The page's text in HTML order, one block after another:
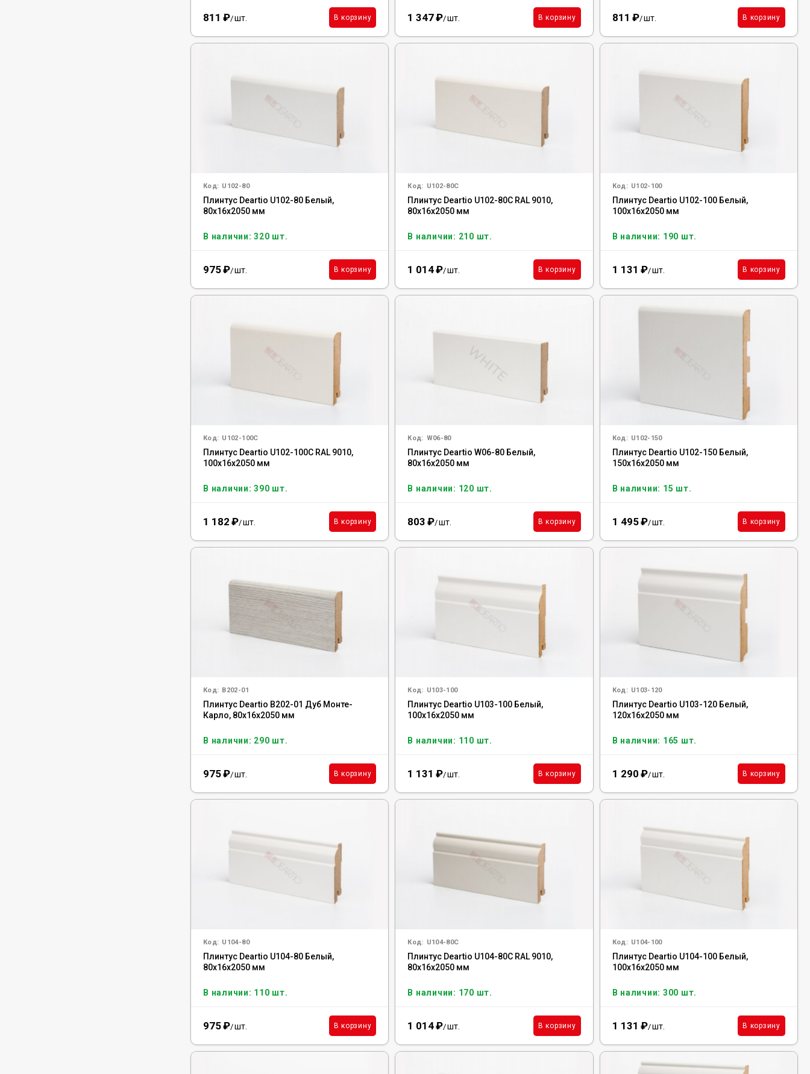
811 ₽/шт. В корзину 1 347₽/шт. В корзину 811 ₽/шт. В корзину
Код: U102-80
Плинтус Deartio U102-80 Белый,
80x16x2050 мм
В наличии: 320 шт.
975₽/шт. В корзину
Код: U102-80C
Плинтус Deartio U102-80C RAL 9010,
80x16x2050 мм
В наличии: 210 шт.
1 014₽/шт. В корзину
Код: U102-100
Плинтус Deartio U102-100 Белый,
100x16x2050 мм
В наличии: 190 шт.
1 131 ₽/шт. В корзину
Код: U102-100C
Плинтус Deartio U102-100C RAL 9010,
100x16x2050 мм
В наличии: 390 шт.
1 182 ₽/шт. В корзину
Код: W06-80
Плинтус Deartio W06-80 Белый,
80x16x2050 мм
В наличии: 120 шт.
803 ₽/шт. В корзину
Код: U102-150
Плинтус Deartio U102-150 Белый,
150x16x2050 мм
В наличии: 15 шт.
1 495₽/шт. В корзину
Код: B202-01
Плинтус Deartio B202-01 Дуб Монте-
Карло, 80x16x2050 мм
В наличии: 290 шт.
975₽/шт. В корзину
Код: U103-100
Плинтус Deartio U103-100 Белый,
100x16x2050 мм
В наличии: 110 шт.
1 131 ₽/шт. В корзину
Код: U103-120
Плинтус Deartio U103-120 Белый,
120x16x2050 мм
В наличии: 165 шт.
1 290 ₽/шт. В корзину
Код: U104-80
Плинтус Deartio U104-80 Белый,
80x16x2050 мм
В наличии: 110 шт.
975₽/шт. В корзину
Код: U104-80C
Плинтус Deartio U104-80C RAL 9010,
80x16x2050 мм
В наличии: 170 шт.
1 014₽/шт. В корзину
Код: U104-100
Плинтус Deartio U104-100 Белый,
100x16x2050 мм
В наличии: 300 шт.
1 131 ₽/шт. В корзину